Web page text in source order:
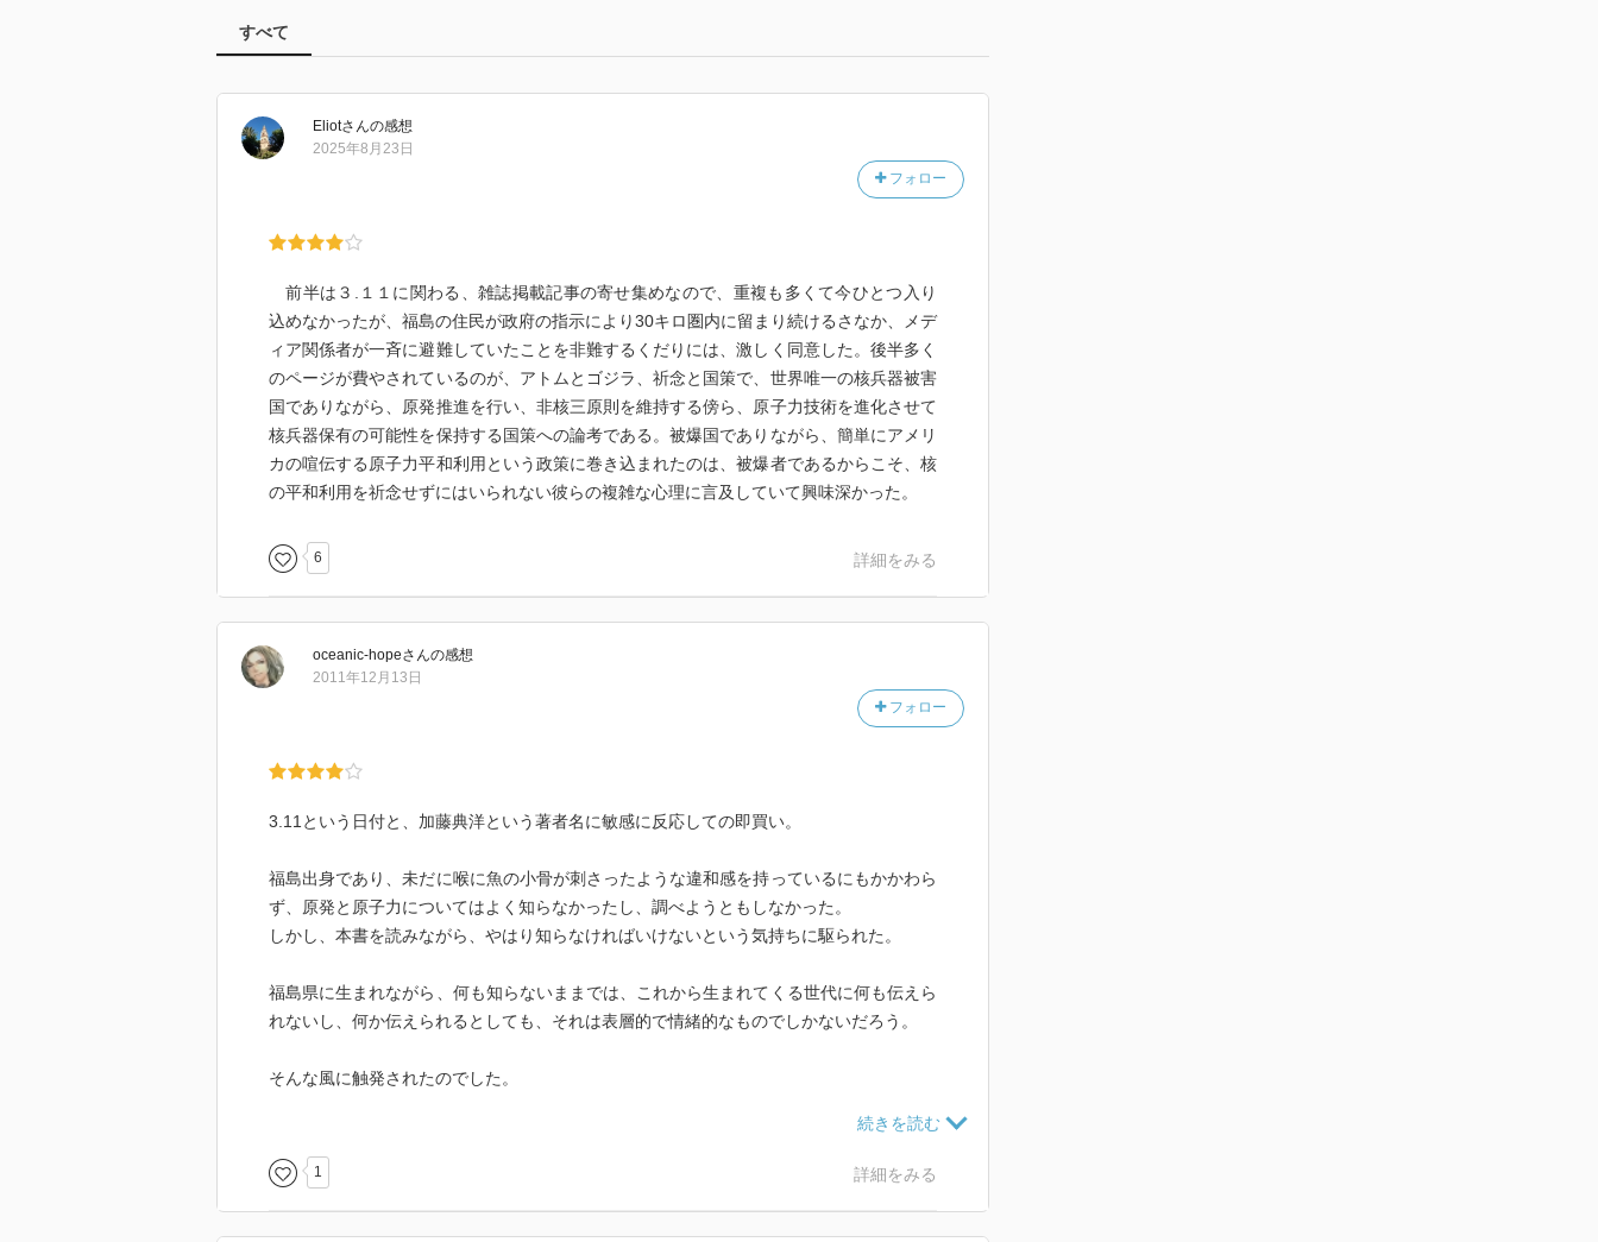
すべて
Eliotさんの感想
フォロー
2025年8月23日
前半は３.１１に関わる、雑誌掲載記事の寄せ集めなので、重複も多くて今ひとつ入り
込めなかったが、福島の住民が政府の指示により30キロ圏内に留まり続けるさなか、メデ
ィア関係者が一斉に避難していたことを非難するくだりには、激しく同意した。後半多く
のページが費やされているのが、アトムとゴジラ、祈念と国策で、世界唯一の核兵器被害
国でありながら、原発推進を行い、非核三原則を維持する傍ら、原子力技術を進化させて
核兵器保有の可能性を保持する国策への論考である。被爆国でありながら、簡単にアメリ
カの喧伝する原子力平和利用という政策に巻き込まれたのは、被爆者であるからこそ、核
の平和利用を祈念せずにはいられない彼らの複雑な心理に言及していて興味深かった。
6 詳細をみる
oceanic-hopeさんの感想
フォロー
2011年12月13日
3.11という日付と、加藤典洋という著者名に敏感に反応しての即買い。
福島出身であり、未だに喉に魚の小骨が刺さったような違和感を持っているにもかかわら
ず、原発と原子力についてはよく知らなかったし、調べようともしなかった。
しかし、本書を読みながら、やはり知らなければいけないという気持ちに駆られた。
福島県に生まれながら、何も知らないままでは、これから生まれてくる世代に何も伝えら
れないし、何か伝えられるとしても、それは表層的で情緒的なものでしかないだろう。
そんな風に触発されたのでした。
アトムとゴジラの想像上の対面という件が印象深かった。
文化表象、特にポップカルチャー、サブカルチャーに隠れている思想性と批評性は自分な
1 詳細をみる